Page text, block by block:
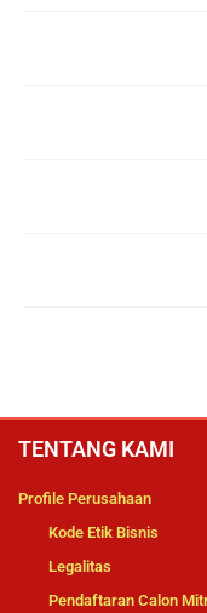
TENTANG KAMI
Profile Perusahaan
Kode Etik Bisnis
Legalitas
Pendaftaran Calon